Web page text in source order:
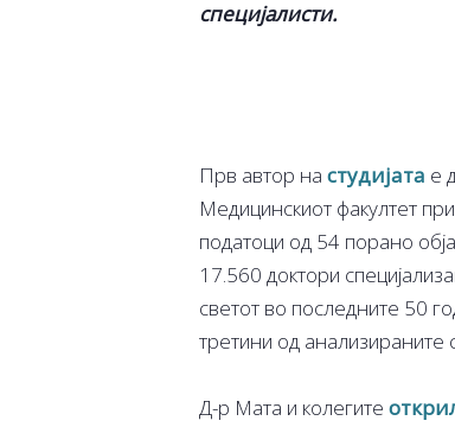
специјалисти.
Прв автор на студијата е
Медицинскиот факултет
податоци од 54 порано
17.560 доктори
светот во последните 50
третини од
Д-р Мата и колегите